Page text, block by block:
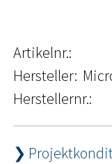
Artikelnr.:
Hersteller:
Herstellernr.:
❯